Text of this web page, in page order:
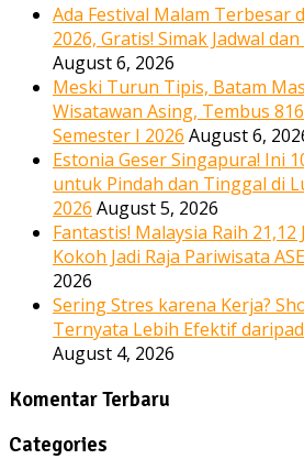
Ada Festival Malam Terbesar
2026, Gratis! Simak Jadwal
August 6, 2026
Meski Turun Tipis, Batam
Wisatawan Asing, Tembus
Semester I 2026 August 6,
Estonia Geser Singapura! Ini
untuk Pindah dan Tinggal di
2026 August 5, 2026
Fantastis! Malaysia Raih 21,12
Kokoh Jadi Raja Pariwisata
2026
Sering Stres karena Kerja?
Ternyata Lebih Efektif
August 4, 2026
Komentar Terbaru
Categories